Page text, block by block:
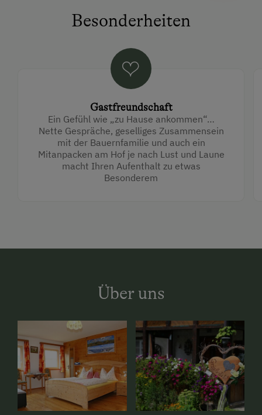
Besonderheiten
Gastfreundschaft
Ein Gefühl wie „zu Hause ankommen“…
Nette Gespräche, geselliges Zusammensein
mit der Bauernfamilie und auch ein
Mitanpacken am Hof je nach Lust und Laune
macht Ihren Aufenthalt zu etwas
Besonderem
Über uns